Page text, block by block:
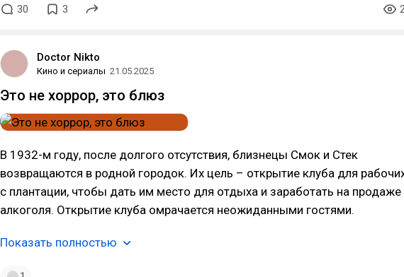
30 3
Doctor Nikto
Кино и сериалы 21.05.2025
Это не хоррор, это блюз
В 1932-м году, после долгого отсутствия, близнецы Смок и Стек
возвращаются в родной городок. Их цель – открытие клуба для
с плантации, чтобы дать им место для отдыха и заработать на продаже
алкоголя. Открытие клуба омрачается неожиданными гостями.
Показать полностью